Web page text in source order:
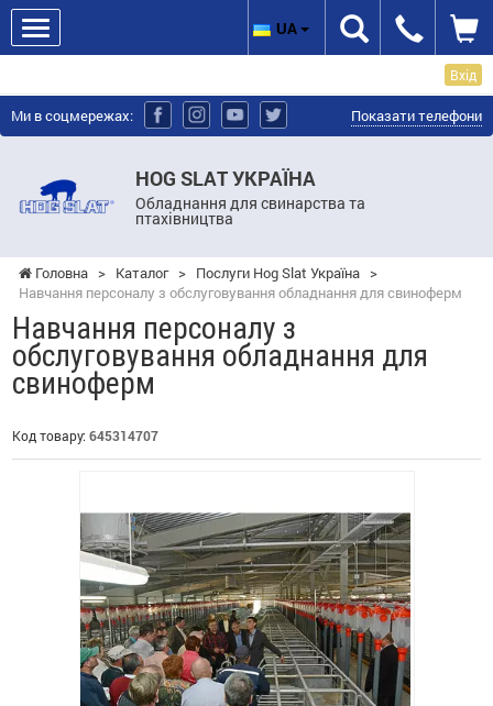
Вхід
Ми в соцмережах: Показати телефони
HOG SLAT УКРАЇНА
Обладнання для свинарства та
птахівництва
UA
Головна > Каталог > Послуги Hog Slat Україна >
Навчання персоналу з обслуговування обладнання для свиноферм
Навчання персоналу з
обслуговування обладнання для
свиноферм
Код товару: 645314707